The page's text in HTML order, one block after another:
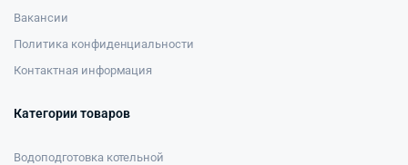
Вакансии
Политика конфиденциальности
Контактная информация
Категории товаров
Водоподготовка котельной